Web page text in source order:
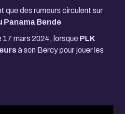
que des rumeurs circulent sur
Panama Bende
mars 2024, lorsque PLK
à son Bercy pour jouer les